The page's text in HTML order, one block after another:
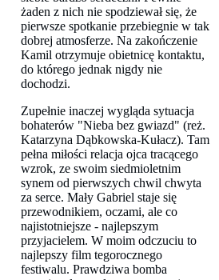
żaden z nich nie spodziewał się, że
pierwsze spotkanie przebiegnie w tak
dobrej atmosferze. Na zakończenie
Kamil otrzymuje obietnicę kontaktu,
do którego jednak nigdy nie
dochodzi.
Zupełnie inaczej wygląda sytuacja
bohaterów "Nieba bez gwiazd" (reż.
Katarzyna Dąbkowska-Kułacz). Tam
pełna miłości relacja ojca tracącego
wzrok, ze swoim siedmioletnim
synem od pierwszych chwil chwyta
za serce. Mały Gabriel staje się
przewodnikiem, oczami, ale co
najistotniejsze - najlepszym
przyjacielem. W moim odczuciu to
najlepszy film tegorocznego
festiwalu. Prawdziwa bomba